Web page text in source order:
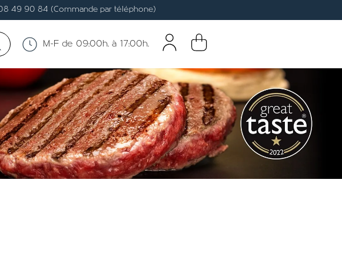
49 90 84 (Commande par téléphone)
M-F de 09:00h. à 17:00h.